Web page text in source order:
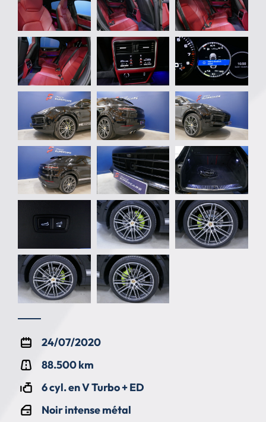
24/07/2020
88.500 km
6 cyl. en V Turbo + ED
Noir intense métal